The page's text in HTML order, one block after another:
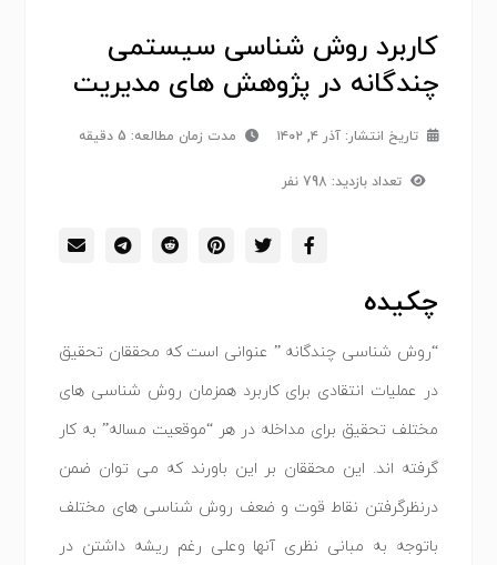
کاربرد روش شناسی سیستمی
چندگانه در پژوهش های مدیریت
تاریخ انتشار:آذر ۴, ۱۴۰۲ مدت زمان مطالعه: 5 دقیقه
تعداد بازدید: 798 نفر
چکیده
“روش شناسی چندگانه ” عنوانی است که محققان تحقیق
در عملیات انتقادی برای کاربرد همزمان روش شناسی های
مختلف تحقیق برای مداخله در هر “موقعیت مساله” به کار
گرفته اند. این محققان بر این باورند که می توان ضمن
درنظرگرفتن نقاط قوت و ضعف روش شناسی های مختلف
باتوجه به مبانی نظری آنها وعلی رغم ریشه داشتن در